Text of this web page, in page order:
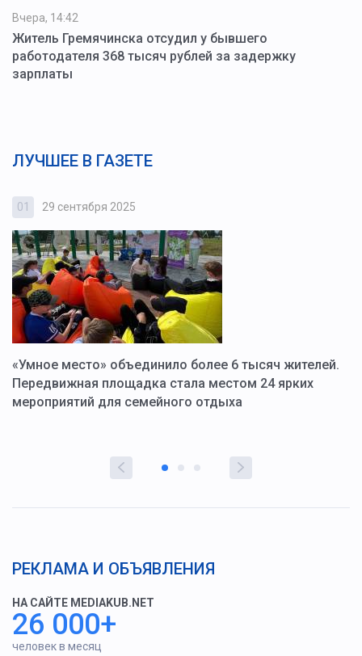
Вчера, 14:42
Житель Гремячинска отсудил у бывшего
работодателя 368 тысяч рублей за задержку
зарплаты
ЛУЧШЕЕ В ГАЗЕТЕ
01 29 сентября 2025
«Умное место» объединило более 6 тысяч жителей.
Передвижная площадка стала местом 24 ярких
мероприятий для семейного отдыха
РЕКЛАМА И ОБЪЯВЛЕНИЯ
НА САЙТЕ MEDIAKUB.NET
26 000+
человек в месяц